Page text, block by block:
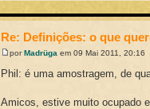
Re: Definições: o que
porMadrüga em 09 Mai 2011, 20:16
Phil: é uma amostragem, de
Amicos, estive muito ocupado